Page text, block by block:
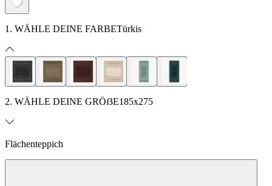
1. WÄHLE DEINE FARBETürkis
2. WÄHLE DEINE GRÖẞE185x275
Flächenteppich